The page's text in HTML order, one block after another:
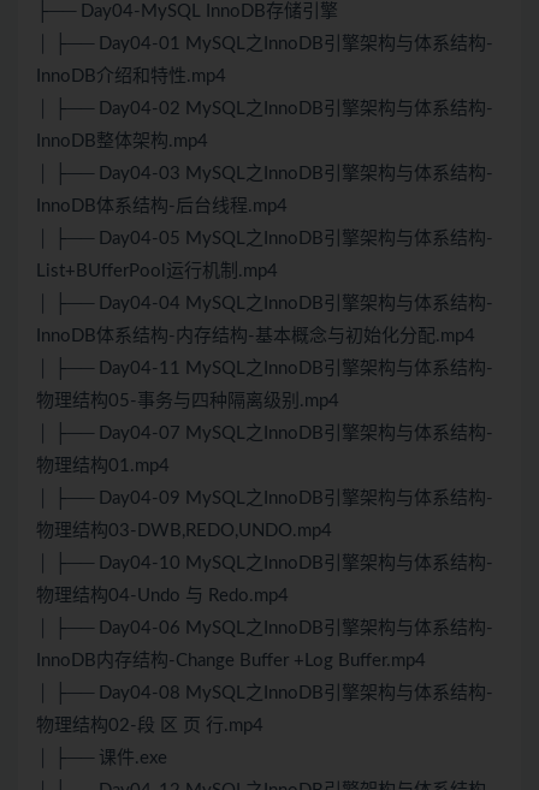
├── Day04-MySQL InnoDB存储引擎
│ ├── Day04-01 MySQL之InnoDB引擎架构与体系结构-
InnoDB介绍和特性.mp4
│ ├── Day04-02 MySQL之InnoDB引擎架构与体系结构-
InnoDB整体架构.mp4
│ ├── Day04-03 MySQL之InnoDB引擎架构与体系结构-
InnoDB体系结构-后台线程.mp4
│ ├── Day04-05 MySQL之InnoDB引擎架构与体系结构-
List+BUfferPool运行机制.mp4
│ ├── Day04-04 MySQL之InnoDB引擎架构与体系结构-
InnoDB体系结构-内存结构-基本概念与初始化分配.mp4
│ ├── Day04-11 MySQL之InnoDB引擎架构与体系结构-
物理结构05-事务与四种隔离级别.mp4
│ ├── Day04-07 MySQL之InnoDB引擎架构与体系结构-
物理结构01.mp4
│ ├── Day04-09 MySQL之InnoDB引擎架构与体系结构-
物理结构03-DWB,REDO,UNDO.mp4
│ ├── Day04-10 MySQL之InnoDB引擎架构与体系结构-
物理结构04-Undo 与 Redo.mp4
│ ├── Day04-06 MySQL之InnoDB引擎架构与体系结构-
InnoDB内存结构-Change Buffer +Log Buffer.mp4
│ ├── Day04-08 MySQL之InnoDB引擎架构与体系结构-
物理结构02-段 区 页 行.mp4
│ ├── 课件.exe